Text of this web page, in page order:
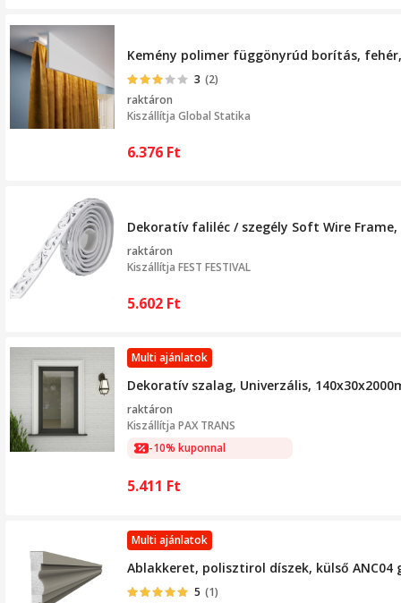
Kemény polimer függönyrúd borítás,
3 (2)
raktáron
Kiszállítja Global Statika
6.376 Ft
Dekoratív faliléc / szegély Soft Wire
raktáron
Kiszállítja FEST FESTIVAL
5.602 Ft
Multi ajánlatok
Dekoratív szalag, Univerzális,
raktáron
Kiszállítja PAX TRANS
-10% kuponnal
5.411 Ft
Multi ajánlatok
Ablakkeret, polisztirol díszek, külső
5 (1)